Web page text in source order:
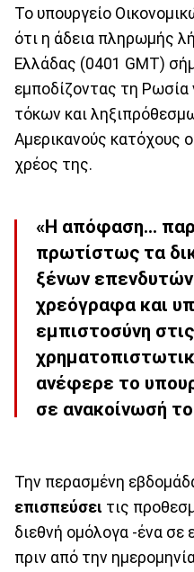
Το υπουργείο
ότι η άδεια πληρωμής
Ελλάδας (0401 GMT)
εμποδίζοντας τη
τόκων και
Αμερικανούς κατόχους
χρέος της.
«Η απόφαση...
πρωτίστως τα
ξένων
χρεόγραφα και
εμπιστοσύνη
ανέφερε το
σε ανακοίνωσή
Την περασμένη
επισπεύσει τις
διεθνή ομόλογα -ένα σε
πριν από την